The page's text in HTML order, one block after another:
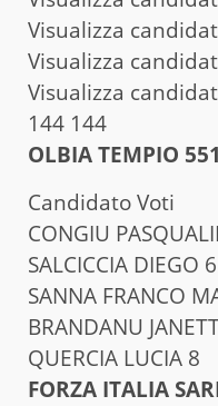
Visualizza
Visualizza
Visualizza
144 144
OLBIA TEMPIO
Candidato Voti
CONGIU
SALCICCIA DIEGO
SANNA FRANCO
BRANDANU
QUERCIA LUCIA 8
FORZA ITALIA